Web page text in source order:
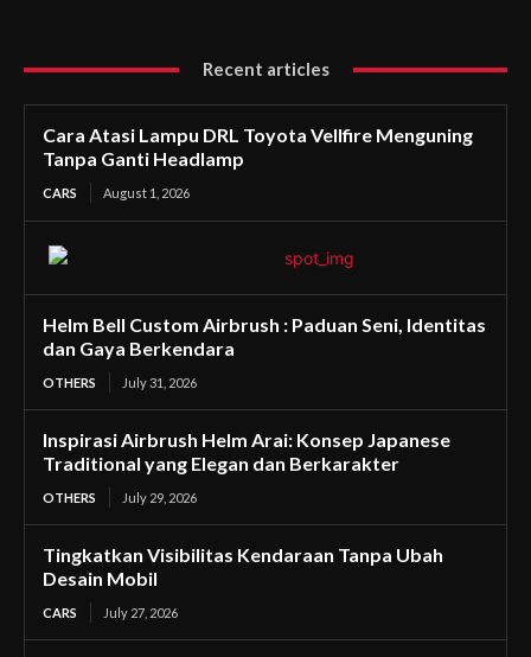
Recent articles
Cara Atasi Lampu DRL Toyota Vellfire Menguning
Tanpa Ganti Headlamp
CARS August 1, 2026
Helm Bell Custom Airbrush : Paduan Seni, Identitas
dan Gaya Berkendara
OTHERS July 31, 2026
Inspirasi Airbrush Helm Arai: Konsep Japanese
Traditional yang Elegan dan Berkarakter
OTHERS July 29, 2026
Tingkatkan Visibilitas Kendaraan Tanpa Ubah
Desain Mobil
CARS July 27, 2026